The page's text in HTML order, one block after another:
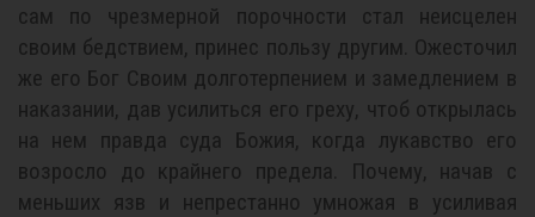
сам по чрезмерной порочности стал неисцелен
своим бедствием, принес пользу другим. Ожесточил
же его Бог Своим долготерпением и замедлением в
наказании, дав усилиться его греху, чтоб открылась
на нем правда суда Божия, когда лукавство его
возросло до крайнего предела. Почему, начав с
меньших язв и непрестанно умножая в усиливая